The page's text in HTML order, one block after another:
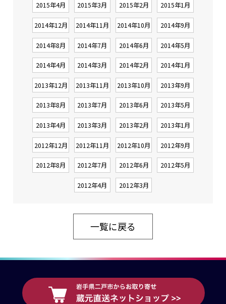
2015年4月 2015年3月 2015年2月 2015年1月
2014年12月 2014年11月 2014年10月 2014年9月
2014年8月 2014年7月 2014年6月 2014年5月
2014年4月 2014年3月 2014年2月 2014年1月
2013年12月 2013年11月 2013年10月 2013年9月
2013年8月 2013年7月 2013年6月 2013年5月
2013年4月 2013年3月 2013年2月 2013年1月
2012年12月 2012年11月 2012年10月 2012年9月
2012年8月 2012年7月 2012年6月 2012年5月
2012年4月 2012年3月
一覧に戻る